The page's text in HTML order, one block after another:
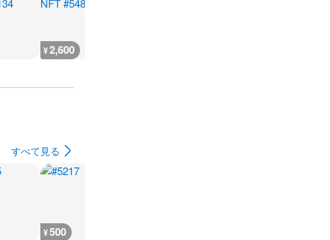
¥2,600
すべて見る
¥500